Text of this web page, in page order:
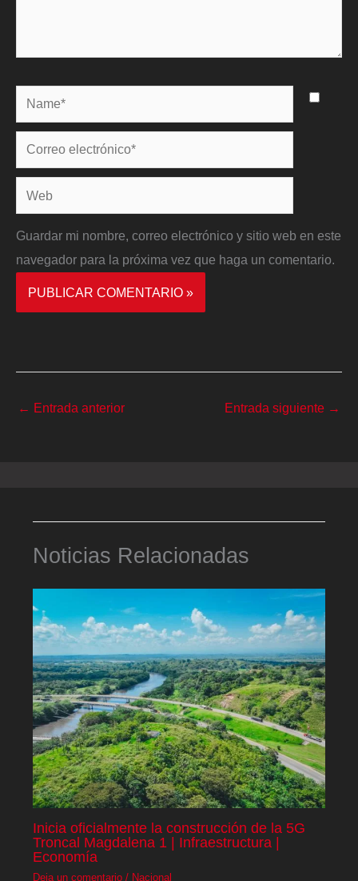
Name*
Correo
electrónico*
Web
Guardar mi nombre, correo electrónico y sitio web en este
navegador para la próxima vez que haga un comentario.
← Entrada anterior Entrada siguiente →
Noticias Relacionadas
Inicia oficialmente la construcción de la 5G
Troncal Magdalena 1 | Infraestructura |
Economía
Deja un comentario / Nacional